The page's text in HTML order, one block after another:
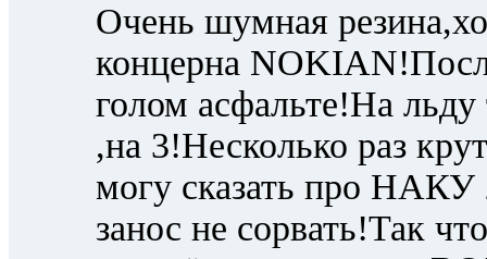
Очень шумная
концерна
голом асфальте!На
,на 3!Несколько раз
могу сказать про
занос не сорвать!Так